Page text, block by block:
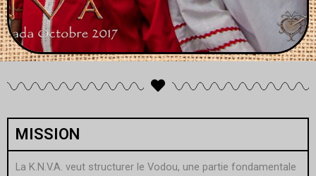
MISSION
La K.N.V.A. veut structurer le Vodou, une partie fondamentale